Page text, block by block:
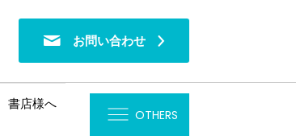
お問い合わせ
書店様へ
OTHERS